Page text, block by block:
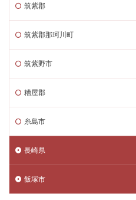
筑紫郡
筑紫郡那珂川町
筑紫野市
糟屋郡
糸島市
長崎県
飯塚市